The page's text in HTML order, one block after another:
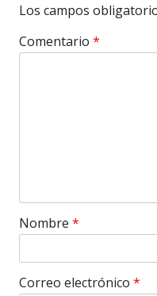
Los campos
Comentario *
Nombre *
Correo electrónico *